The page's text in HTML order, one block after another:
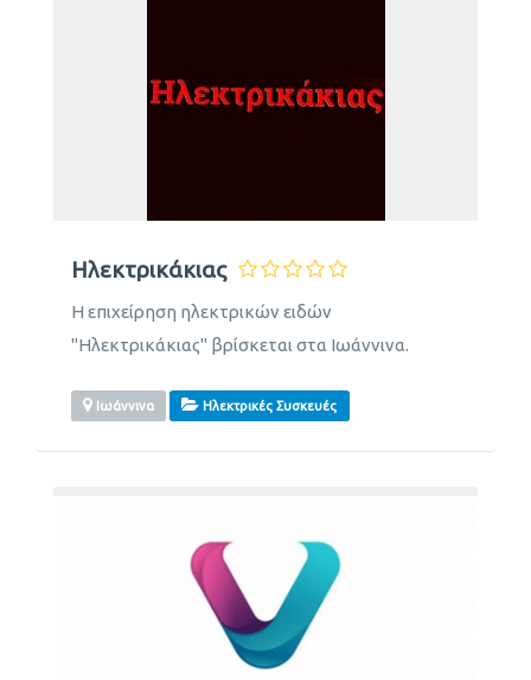
Ηλεκτρικάκιας
Η επιχείρηση ηλεκτρικών ειδών
"Ηλεκτρικάκιας" βρίσκεται στα Ιωάννινα.
Ιωάννινα Ηλεκτρικές Συσκευές